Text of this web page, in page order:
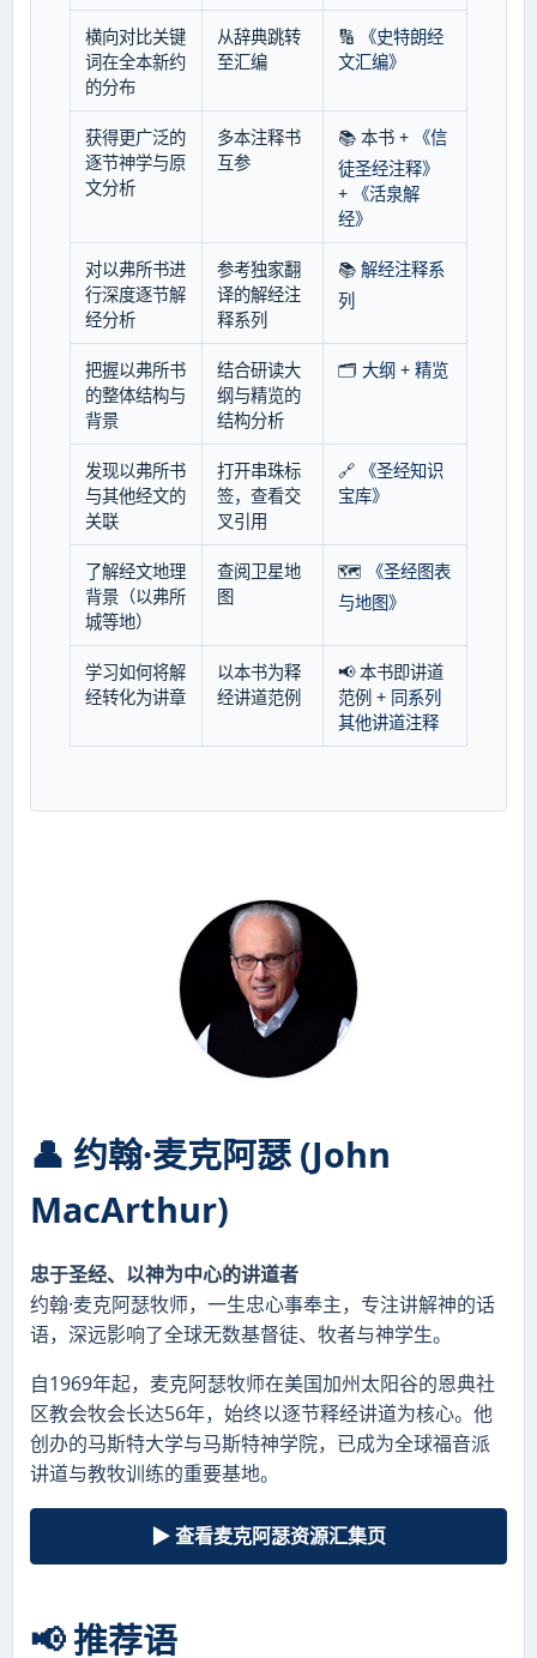
横向对比关键
词在全本新约
的分布
从辞典跳转
至汇编
🔢
《史特朗经
文汇编》
获得更广泛的
逐节神学与原
文分析
多本注释书
互参
📚 本书 + 《信
徒圣经注释》
+ 《活泉解
经》
对以弗所书进
行深度逐节解
经分析
参考独家翻
译的解经注
释系列
📚 解经注释系
列
把握以弗所书
的整体结构与
背景
结合研读大
纲与精览的
结构分析
🗂️ 大纲 + 精览
发现以弗所书
与其他经文的
关联
打开串珠标
签，查看交
叉引用
🔗 《圣经知识
宝库》
了解经文地理
背景（以弗所
城等地）
查阅卫星地
图
🗺️
《圣经图表
与地图》
学习如何将解
经转化为讲章
以本书为释
经讲道范例
📢 本书即讲道
范例 + 同系列
其他讲道注释
👤 约翰·麦克阿瑟 (John
MacArthur)
忠于圣经、以神为中心的讲道者
约翰·麦克阿瑟牧师，一生忠心事奉主，专注讲解神的话
语，深远影响了全球无数基督徒、牧者与神学生。
自1969年起，麦克阿瑟牧师在美国加州太阳谷的恩典社
区教会牧会长达56年，始终以逐节释经讲道为核心。他
创办的马斯特大学与马斯特神学院，已成为全球福音派
讲道与教牧训练的重要基地。
▶ 查看麦克阿瑟资源汇集页
📢 推荐语